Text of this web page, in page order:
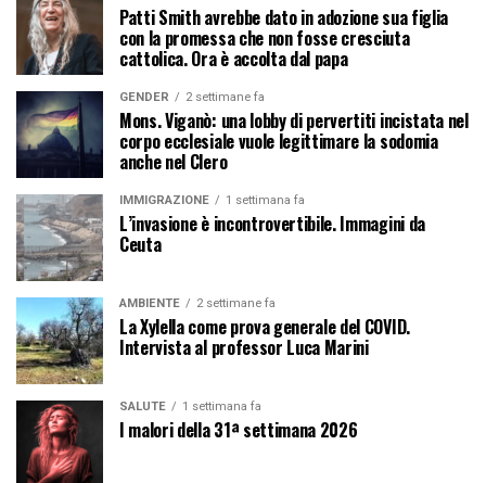
Patti Smith avrebbe dato in adozione sua figlia
con la promessa che non fosse cresciuta
cattolica. Ora è accolta dal papa
GENDER 2 settimane fa
Mons. Viganò: una lobby di pervertiti incistata nel
corpo ecclesiale vuole legittimare la sodomia
anche nel Clero
IMMIGRAZIONE 1 settimana fa
L’invasione è incontrovertibile. Immagini da
Ceuta
AMBIENTE 2 settimane fa
La Xylella come prova generale del COVID.
Intervista al professor Luca Marini
SALUTE 1 settimana fa
I malori della 31ª settimana 2026